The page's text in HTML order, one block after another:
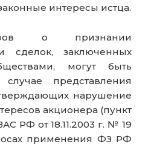
интересы истца.
о признании
сделок, заключенных
могут быть
представления
нарушение
акционера (пункт
РФ от 18.11.2003 г. № 19
применения ФЗ РФ